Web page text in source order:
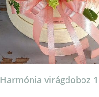
Harmónia virágdoboz